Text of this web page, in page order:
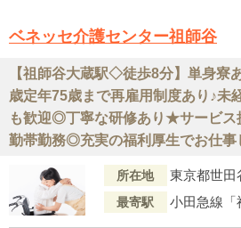
ベネッセ介護センター祖師谷
【祖師谷大蔵駅◇徒歩8分】単身
歳定年75歳まで再雇用制度あり♪未
も歓迎◎丁寧な研修あり★サービス
勤帯勤務◎充実の福利厚生でお仕
所在地
最寄駅